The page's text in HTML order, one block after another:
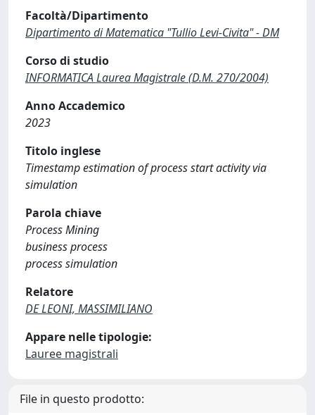
Facoltà/Dipartimento
Dipartimento di Matematica "Tullio Levi-Civita" - DM
Corso di studio
INFORMATICA Laurea Magistrale (D.M. 270/2004)
Anno Accademico
2023
Titolo inglese
Timestamp estimation of process start activity via
simulation
Parola chiave
Process Mining
business process
process simulation
Relatore
DE LEONI, MASSIMILIANO
Appare nelle tipologie:
Lauree magistrali
File in questo prodotto: